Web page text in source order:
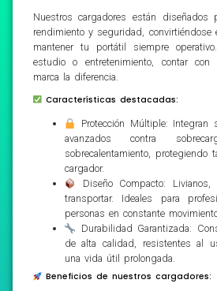
Nuestros cargadores están diseñados
rendimiento y seguridad, convirtiéndose
mantener tu portátil siempre
estudio o entretenimiento, contar con
marca la diferencia.
Características destacadas:
Protección Múltiple:
avanzados contra
sobrecalentamiento, protegiendo
cargador.
Diseño Compacto:
transportar. Ideales para
personas en constante
Durabilidad Garantizada:
de alta calidad, resistentes al
una vida útil prolongada.
Beneficios de nuestros cargadores: